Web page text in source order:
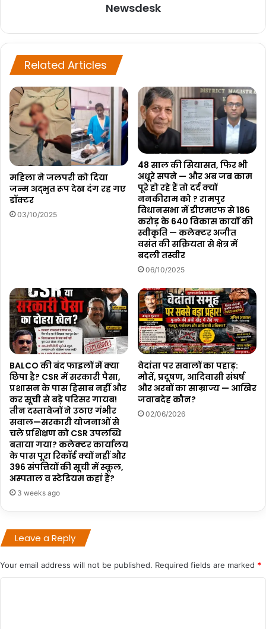
Newsdesk
Related Articles
महिला ने जलपरी को दिया
जन्म अद्भुत रूप देख दंग रह गए
डॉक्टर
03/10/2025
48 साल की सियासत, फिर भी
अधूरे सपने — और अब जब काम
पूरे हो रहे हैं तो दर्द क्यों
ननकीराम को ? रामपुर
विधानसभा में डीएमएफ से 186
करोड़ के 640 विकास कार्यों की
स्वीकृति — कलेक्टर अजीत
वसंत की सक्रियता से क्षेत्र में
बदली तस्वीर
06/10/2025
BALCO की बंद फाइलों में क्या
छिपा है? CSR में सरकारी पैसा,
प्रशासन के पास हिसाब नहीं और
कर सूची से बड़े परिसर गायब!
तीन दस्तावेजों ने उठाए गंभीर
सवाल—सरकारी योजनाओं से
चले प्रशिक्षण को CSR उपलब्धि
बताया गया? कलेक्टर कार्यालय
के पास पूरा रिकॉर्ड क्यों नहीं और
396 संपत्तियों की सूची में स्कूल,
अस्पताल व स्टेडियम कहां हैं?
3 weeks ago
वेदांता पर सवालों का पहाड़:
मौतें, प्रदूषण, आदिवासी संघर्ष
और अरबों का साम्राज्य — आखिर
जवाबदेह कौन?
02/06/2026
Leave a Reply
Your email address will not be published. Required fields are marked *